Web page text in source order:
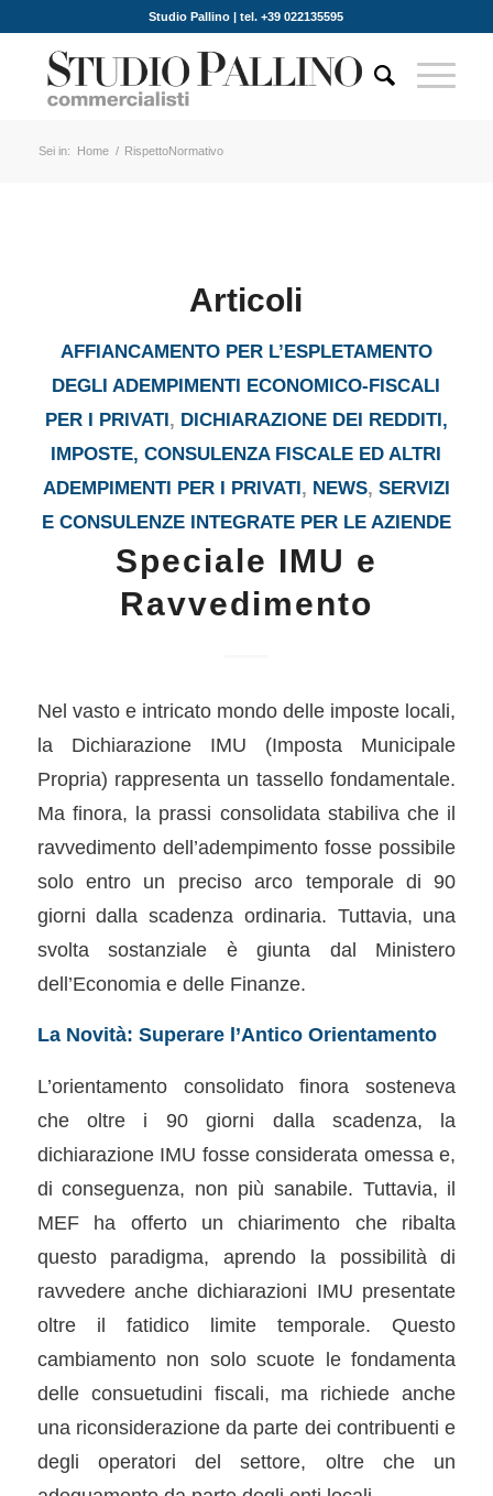
Studio Pallino | tel. +39 022135595
Sei in: Home / RispettoNormativo
Articoli
AFFIANCAMENTO PER L’ESPLETAMENTO
DEGLI ADEMPIMENTI ECONOMICO-FISCALI
PER I PRIVATI, DICHIARAZIONE DEI REDDITI,
IMPOSTE, CONSULENZA FISCALE ED ALTRI
ADEMPIMENTI PER I PRIVATI, NEWS, SERVIZI
E CONSULENZE INTEGRATE PER LE AZIENDE
Speciale IMU e
Ravvedimento
Nel vasto e intricato mondo delle imposte locali,
la Dichiarazione IMU (Imposta Municipale
Propria) rappresenta un tassello fondamentale.
Ma finora, la prassi consolidata stabiliva che il
ravvedimento dell’adempimento fosse possibile
solo entro un preciso arco temporale di 90
giorni dalla scadenza ordinaria. Tuttavia, una
svolta sostanziale è giunta dal Ministero
dell’Economia e delle Finanze.
La Novità: Superare l’Antico Orientamento
L’orientamento consolidato finora sosteneva
che oltre i 90 giorni dalla scadenza, la
dichiarazione IMU fosse considerata omessa e,
di conseguenza, non più sanabile. Tuttavia, il
MEF ha offerto un chiarimento che ribalta
questo paradigma, aprendo la possibilità di
ravvedere anche dichiarazioni IMU presentate
oltre il fatidico limite temporale. Questo
cambiamento non solo scuote le fondamenta
delle consuetudini fiscali, ma richiede anche
una riconsiderazione da parte dei contribuenti e
degli operatori del settore, oltre che un